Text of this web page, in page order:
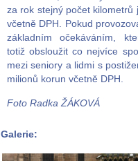
za rok stejný počet
včetně DPH. Pokud
základním očekáváním,
totiž obsloužit co nejvíce
mezi seniory a lidmi s
milionů korun včetně DPH.
Foto Radka ŽÁKOVÁ
Galerie: